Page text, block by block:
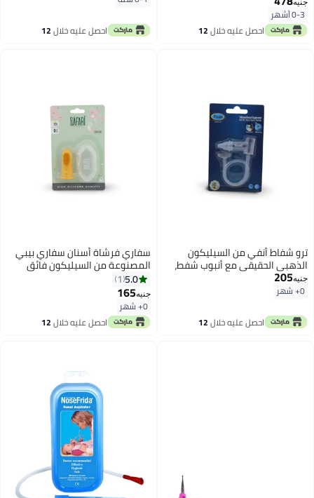
0-3 أشهر
احصل عليه خلال12
اغسطس
احصل عليه خلال12
اغسطس
ترو شفاط أنفي من السيليكون
الذهبي الحقيقي مع أنبوب شفط،
فما فوق.
جنيه205
0+ شهر
احصل عليه خلال12
سفاري فرشاة أسنان سفاري بيبي
المصنوعة من السيليكون فائق
النعومة - أصفر
5.0
1
جنيه165
0+ شهر
احصل عليه خلال12